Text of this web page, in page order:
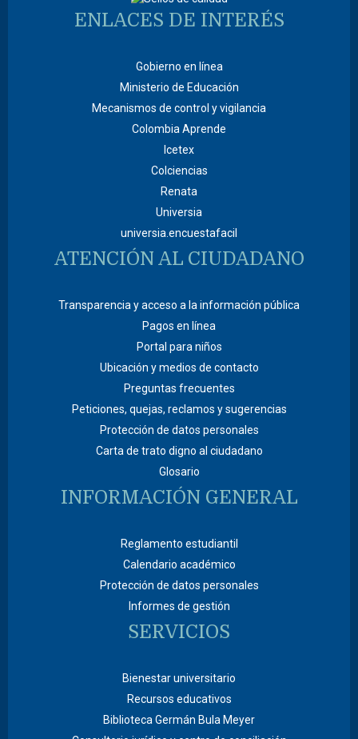
ENLACES DE INTERÉS
Gobierno en línea
Ministerio de Educación
Mecanismos de control y vigilancia
Colombia Aprende
Icetex
Colciencias
Renata
Universia
universia.encuestafacil
ATENCIÓN AL CIUDADANO
Transparencia y acceso a la información pública
Pagos en línea
Portal para niños
Ubicación y medios de contacto
Preguntas frecuentes
Peticiones, quejas, reclamos y sugerencias
Protección de datos personales
Carta de trato digno al ciudadano
Glosario
INFORMACIÓN GENERAL
Reglamento estudiantil
Calendario académico
Protección de datos personales
Informes de gestión
SERVICIOS
Bienestar universitario
Recursos educativos
Biblioteca Germán Bula Meyer